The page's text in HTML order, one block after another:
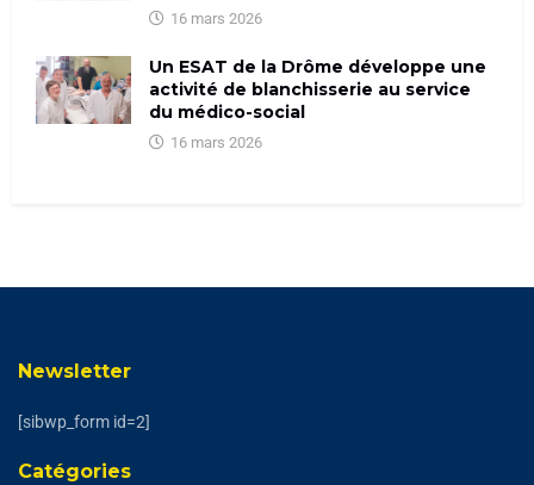
16 mars 2026
Un ESAT de la Drôme développe une
activité de blanchisserie au service
du médico-social
16 mars 2026
Newsletter
[sibwp_form id=2]
Catégories